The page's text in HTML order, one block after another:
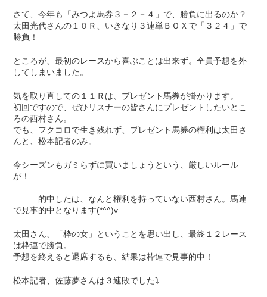
さて、今年も「みつよ馬券３－２－４」で、勝負に出るのか？
太田光代さんの１０Ｒ、いきなり３連単ＢＯＸで「３２４」で
勝負！
ところが、最初のレースから喜ぶことは出来ず。全員予想を外
してしまいました。
気を取り直しての１１Ｒは、プレゼント馬券が掛かります。
初回ですので、ぜひリスナーの皆さんにプレゼントしたいとこ
ろの西村さん。
でも、フクコロで生き残れず、プレゼント馬券の権利は太田さ
んと、松本記者のみ。
今シーズンもガミらずに買いましょうという、厳しいルール
が！
的中したは、なんと権利を持っていない西村さん。馬連
で見事的中となります(*^^)v
太田さん、「枠の女」ということを思い出し、最終１２レース
は枠連で勝負。
予想を終えると退席するも、結果は枠連で見事的中！
松本記者、佐藤夢さんは３連敗でした⤵